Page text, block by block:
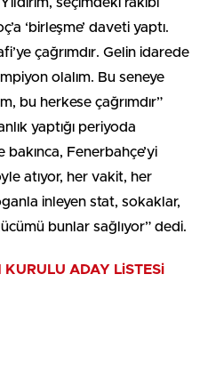
‘birleşme’ daveti yaptı.
çağrımdır. Gelin idarede
olalım. Bu seneye
bu herkese çağrımdır”
yaptığı periyoda
Fenerbahçe’yi
atıyor, her vakit, her
inleyen stat, sokaklar,
bunlar sağlıyor” dedi.
ADAY LiSTESi